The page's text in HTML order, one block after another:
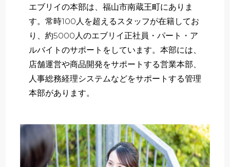
エブリイの本部は、福山市南蔵王町にありま
す。常時100人を超えるスタッフが在籍してお
り、約5000人のエブリイ正社員・パート・ア
ルバイトのサポートをしています。本部には、
店舗運営や商品開発をサポートする営業本部、
人事総務経理システムなどをサポートする管理
本部があります。